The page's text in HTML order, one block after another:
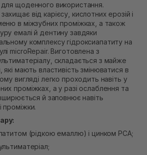
Рівне, вул. 16-го Липня, 15
Рівне, вул. Кулика і Гудачека 23 (ТЦ
щоденного використання.
від карієсу, кислотних ерозій і
в міжзубних проміжках, а також
емалі й дентину завдяки
комплексу гідроксиапатиту на
microRepair. Виготовлена з
складається з майже
які мають властивість змінюватися в
вигляді легко проходить навіть у
проміжках, а у разі ослаблення та
й заповнює навіть
проміжки.
(рідкою емаллю) і цинком РСА;